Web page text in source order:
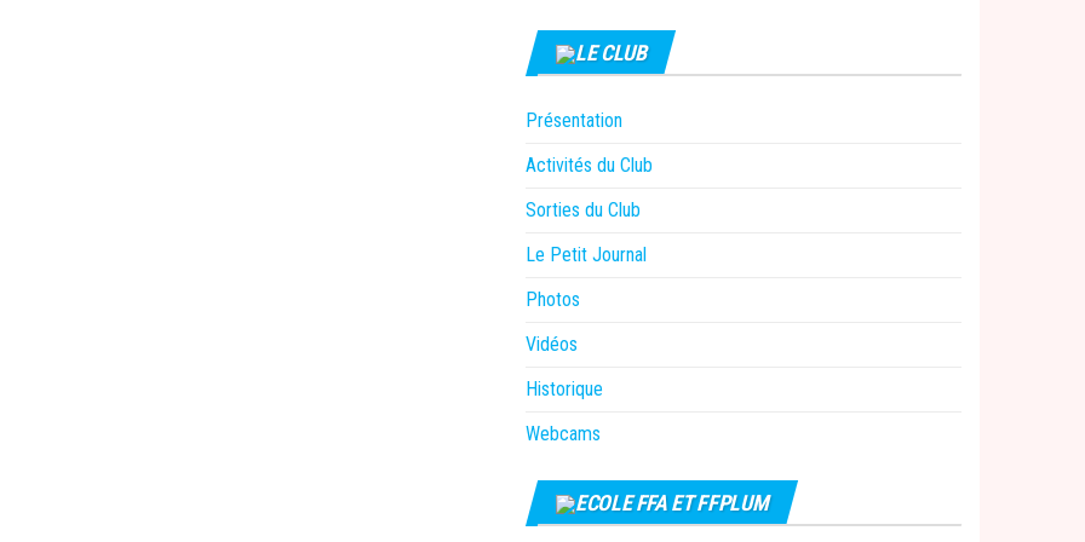
LE CLUB
Présentation
Activités du Club
Sorties du Club
Le Petit Journal
Photos
Vidéos
Historique
Webcams
ECOLE FFA ET FFPLUM